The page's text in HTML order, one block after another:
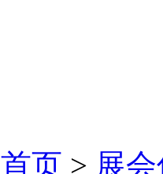
首页 > 展